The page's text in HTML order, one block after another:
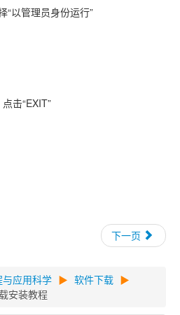
“以管理员身份运行”
击“EXIT”
下一页
与应用科学 ▶ 软件下载 ▶
安装教程